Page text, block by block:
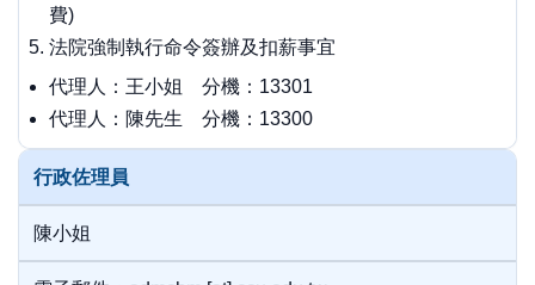
費)
法院強制執行命令簽辦及扣薪事宜
代理人：王小姐 分機：13301
代理人：陳先生 分機：13300
行政佐理員
陳小姐